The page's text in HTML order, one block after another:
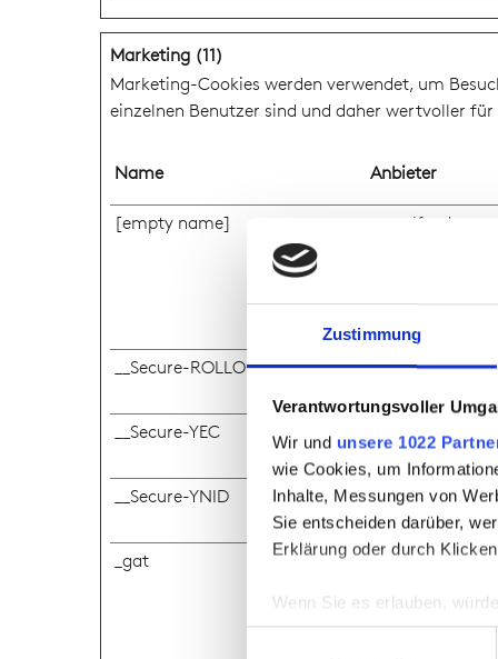
Zustimmung
Verantwortungsvoller
Wir und unsere 1022
wie Cookies, um
Inhalte, Messungen von
Sie entscheiden darüber,
Erklärung oder durch
Wenn Sie es erlauben,
Informationen über
Marketing (11)
Marketing-Cookies werden verwendet, um
einzelnen Benutzer sind und daher wertvoller
Name Anbieter
[empty name] tr-rc.lfeeder.com
__Secure-ROLLOUT_TOKEN YouTube
__Secure-YEC YouTube
__Secure-YNID YouTube
_gat Google